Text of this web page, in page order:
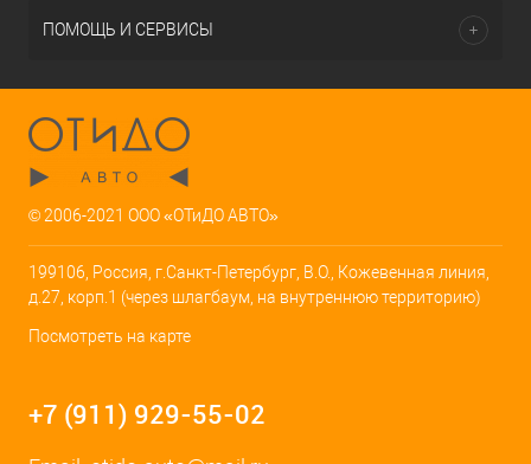
ПОМОЩЬ И СЕРВИСЫ
© 2006-2021 ООО «ОТиДО АВТО»
199106, Россия, г.Санкт-Петербург, В.О., Кожевенная линия,
д.27, корп.1 (через шлагбаум, на внутреннюю территорию)
Посмотреть на карте
+7 (911) 929-55-02